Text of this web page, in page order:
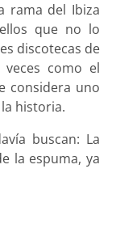
rama del Ibiza
que no lo
discotecas de
como el
considera uno
historia.
buscan: La
la espuma, ya